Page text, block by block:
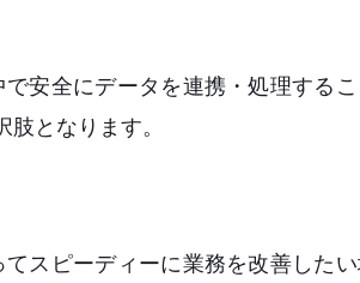
安全にデータを連携・処理するこ
となります。
スピーディーに業務を改善したい